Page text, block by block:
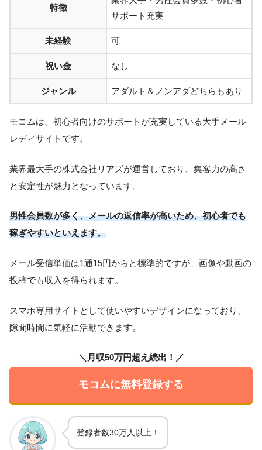
特徴
サポート充実
未経験 可
祝い金 なし
ジャンル アダルト＆ノンアダどちらもあり
モコムは、初心者向けのサポートが充実している大手メール
レディサイトです。
業界最大手の株式会社リアズが運営しており、集客力の高さ
と安定性が魅力となっています。
男性会員数が多く、メールの返信率が高いため、初心者でも
稼ぎやすいといえます。
メール受信単価は1通15円からと標準的ですが、画像や動画の
投稿でも収入を得られます。
スマホ専用サイトとして使いやすいデザインになっており、
隙間時間に気軽に活動できます。
＼月収50万円超え続出！／
モコムに無料登録する
登録者数30万人以上！